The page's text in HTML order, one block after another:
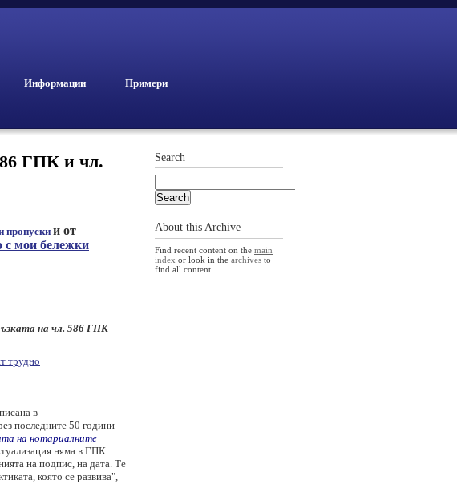
Информации Примери
ГПК и чл.
пропускии от
с мои бележки
на чл. 586 ГПК
трудно
в
последните 50 години
на нотариалните
няма в ГПК
на подпис, на дата. Те
която се развива",
Search
About this Archive
Find recent content on the main
index or look in the archives to
find all content.